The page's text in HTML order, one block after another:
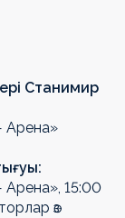
Станимир
Арена»
Арена», 15:00
өз